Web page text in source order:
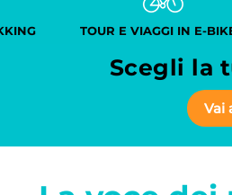
TOUR E VIAGGI IN E-
Scegli la
Vai